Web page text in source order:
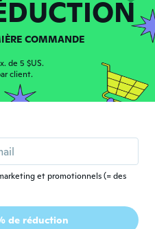
thicker
309 avis chargements
avis
439 avis
COMMANDE
de 5 $US.
client.
et promotionnels (= des
de réduction